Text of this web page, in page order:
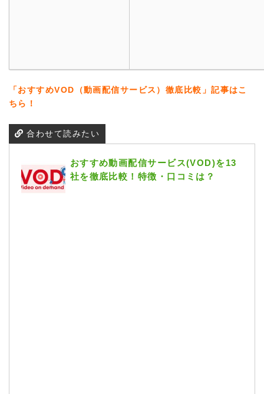
「おすすめVOD（動画配信サービス）徹底比較」記事はこ
ちら！
合わせて読みたい
おすすめ動画配信サービス(VOD)を13
社を徹底比較！特徴・口コミは？